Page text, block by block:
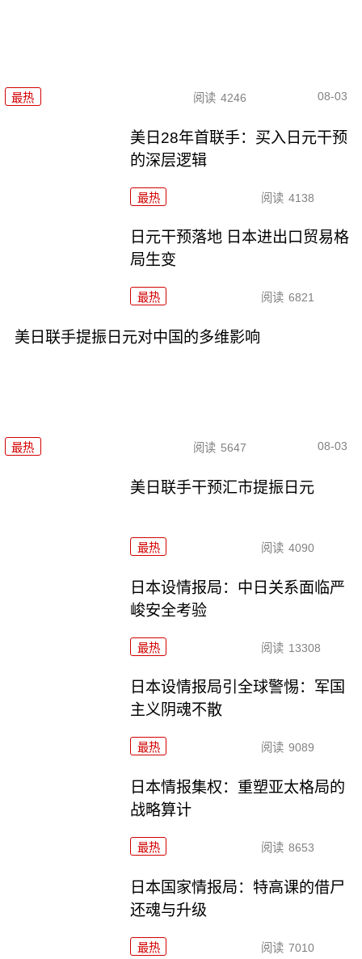
最热 阅读 4246 08-03
美日28年首联手：买入日元干预
的深层逻辑
最热 阅读 4138
日元干预落地 日本进出口贸易格
局生变
最热 阅读 6821
美日联手提振日元对中国的多维影响
最热 阅读 5647 08-03
美日联手干预汇市提振日元
最热 阅读 4090
日本设情报局：中日关系面临严
峻安全考验
最热 阅读 13308
日本设情报局引全球警惕：军国
主义阴魂不散
最热 阅读 9089
日本情报集权：重塑亚太格局的
战略算计
最热 阅读 8653
日本国家情报局：特高课的借尸
还魂与升级
最热 阅读 7010